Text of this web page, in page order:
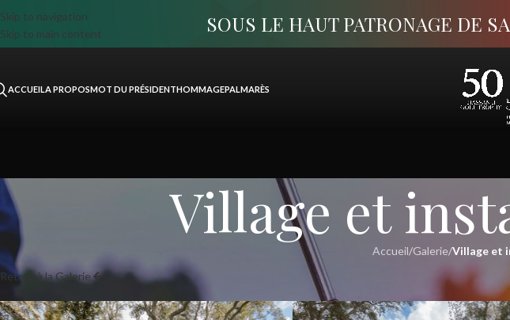
Skip to navigation
Skip to main content
SOUS LE HAUT PATRONAGE DE
ACCUEILA PROPOSMOT DU PRÉSIDENTHOMMAGEPALMARÈS
Village et
Accueil/Galerie/Village et
Retour à la Galerie